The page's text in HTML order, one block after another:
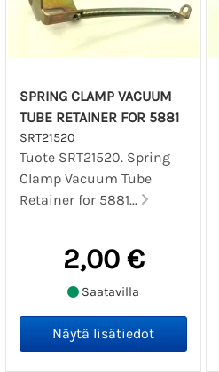
SPRING CLAMP VACUUM
TUBE RETAINER FOR 5881
SRT21520
Tuote SRT21520. Spring
Clamp Vacuum Tube
Retainer for 5881...
2,00 €
Saatavilla